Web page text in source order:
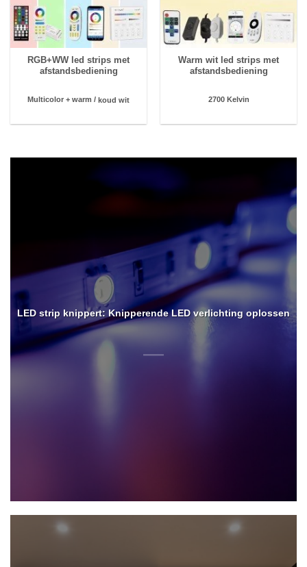
RGB+WW led strips met
afstandsbediening
Multicolor + warm / koud wit
Warm wit led strips met
afstandsbediening
2700 Kelvin
LED strip knippert: Knipperende LED verlichting oplossen